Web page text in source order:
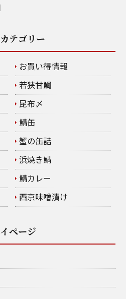
テゴリー
お買い得情報
若狭甘鯛
昆布〆
鯖缶
蟹の缶詰
浜焼き鯖
鯖カレー
西京味噌漬け
ページ